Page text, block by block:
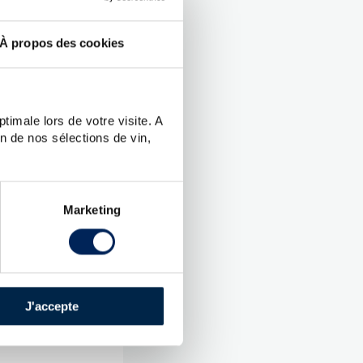
À propos des cookies
lors de votre visite. A
de nos sélections de vin,
Marketing
J'accepte
Blended